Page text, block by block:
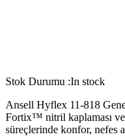
Stok Durumu :In stock
Ansell Hyflex 11-818
Fortix™ nitril kaplaması ve
süreçlerinde konfor, nefes